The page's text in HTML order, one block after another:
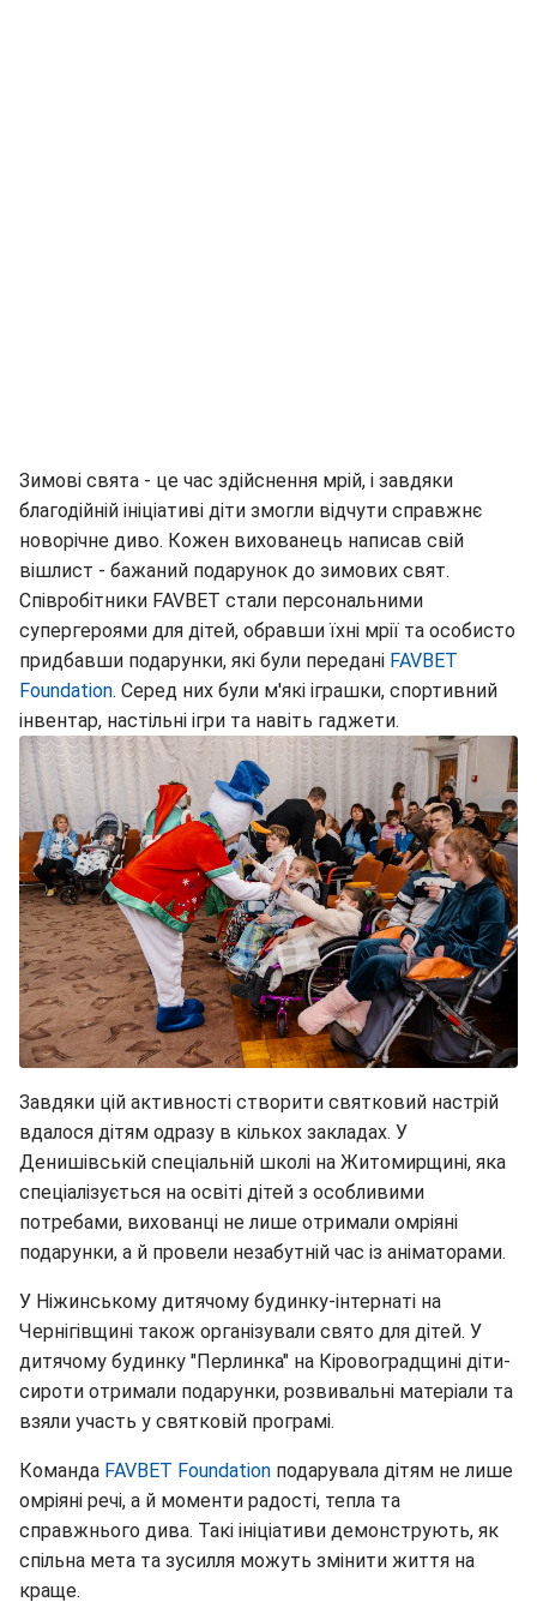
Зимові свята - це час здійснення мрій, і завдяки
благодійній ініціативі діти змогли відчути справжнє
новорічне диво. Кожен вихованець написав свій
вішлист - бажаний подарунок до зимових свят.
Співробітники FAVBET стали персональними
супергероями для дітей, обравши їхні мрії та особисто
придбавши подарунки, які були передані FAVBET
Foundation. Серед них були м'які іграшки, спортивний
інвентар, настільні ігри та навіть гаджети.
Завдяки цій активності створити святковий настрій
вдалося дітям одразу в кількох закладах. У
Денишівській спеціальній школі на Житомирщині, яка
спеціалізується на освіті дітей з особливими
потребами, вихованці не лише отримали омріяні
подарунки, а й провели незабутній час із аніматорами.
У Ніжинському дитячому будинку-інтернаті на
Чернігівщині також організували свято для дітей. У
дитячому будинку "Перлинка" на Кіровоградщині діти-
сироти отримали подарунки, розвивальні матеріали та
взяли участь у святковій програмі.
Команда FAVBET Foundation подарувала дітям не лише
омріяні речі, а й моменти радості, тепла та
справжнього дива. Такі ініціативи демонструють, як
спільна мета та зусилля можуть змінити життя на
краще.